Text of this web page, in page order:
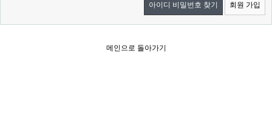
아이디 비밀번호 찾기 회원 가입
메인으로 돌아가기